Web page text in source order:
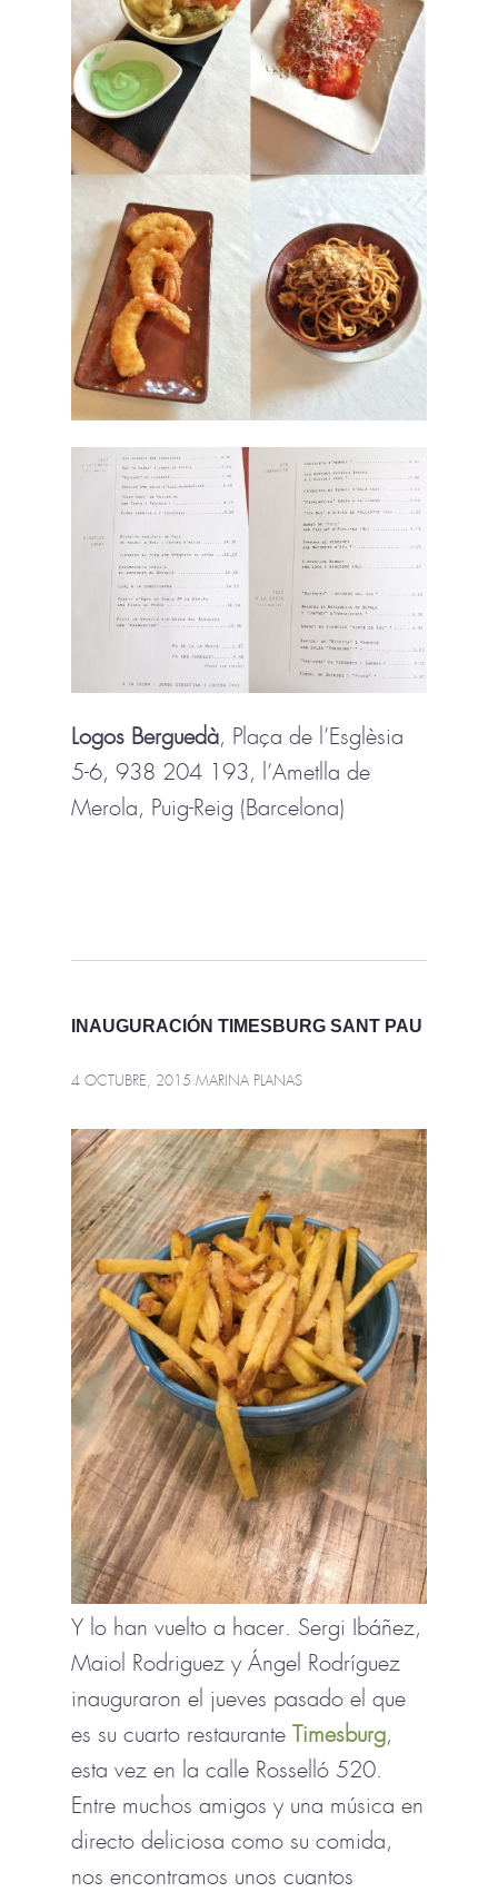
Logos Berguedà, Plaça de l’Esglèsia
5-6, 938 204 193, l’Ametlla de
Merola, Puig-Reig (Barcelona)
INAUGURACIÓN TIMESBURG SANT PAU
4 OCTUBRE, 2015 MARINA PLANAS
Y lo han vuelto a hacer. Sergi Ibáñez,
Maiol Rodriguez y Ángel Rodríguez
inauguraron el jueves pasado el que
es su cuarto restaurante Timesburg,
esta vez en la calle Rosselló 520.
Entre muchos amigos y una música en
directo deliciosa como su comida,
nos encontramos unos cuantos